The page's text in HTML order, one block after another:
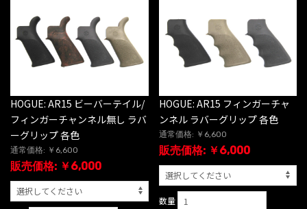
HOGUE: AR15 ビーバーテイル/
フィンガーチャンネル無し ラバ
ーグリップ 各色
通常価格: ￥6,600
販売価格: ￥6,000
HOGUE: AR15 フィンガーチャ
ンネル ラバーグリップ 各色
通常価格: ￥6,600
販売価格: ￥6,000
数量